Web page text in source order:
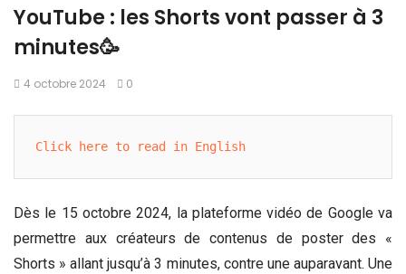
YouTube : les Shorts vont passer à 3
minutes🥳
4 octobre 2024 0
Click here to read in English
Dès le 15 octobre 2024, la plateforme vidéo de Google va
permettre aux créateurs de contenus de poster des «
Shorts » allant jusqu’à 3 minutes, contre une auparavant. Une